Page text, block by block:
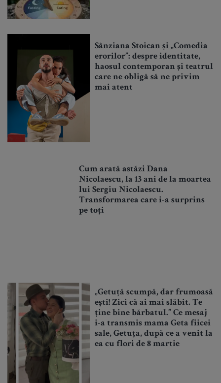
Sânziana Stoican și „Comedia
erorilor”: despre identitate,
haosul contemporan și teatrul
care ne obligă să ne privim
mai atent
Cum arată astăzi Dana
Nicolaescu, la 13 ani de la moartea
lui Sergiu Nicolaescu.
Transformarea care i-a surprins
pe toți
„Getuță scumpă, dar frumoasă
ești! Zici că ai mai slăbit. Te
ține bine bărbatul.” Ce mesaj
i-a transmis mama Geta fiicei
sale, Getuța, după ce a venit la
ea cu flori de 8 martie